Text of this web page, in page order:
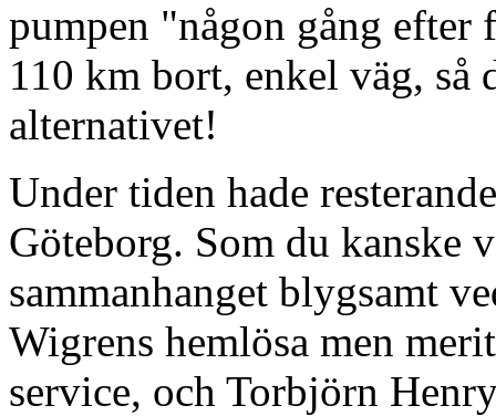
pumpen "någon gång
110 km bort, enkel väg, så
alternativet!
Under tiden hade
Göteborg. Som du kanske
sammanhanget blygsamt
Wigrens hemlösa men
service, och Torbjörn